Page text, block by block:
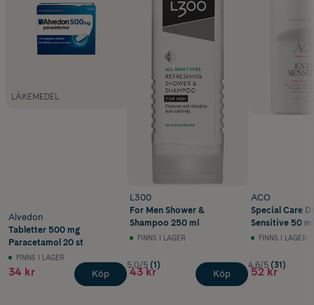
LÄKEMEDEL
Alvedon
Tabletter 500 mg
Paracetamol 20 st
FINNS I LAGER
34 kr Köp
L300
For Men Shower &
Shampoo 250 ml
FINNS I LAGER
5.0/5 (1)
43 kr Köp
ACO
Special Care
Sensitive 50 ml
FINNS I LAGER
4.6/5 (31)
52 kr